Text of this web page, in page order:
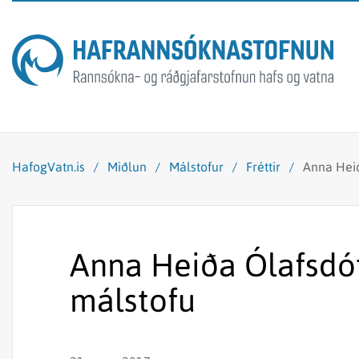
HafogVatn.is / Miðlun / Málstofur / Fréttir / Anna
Anna Heiða
málstofu